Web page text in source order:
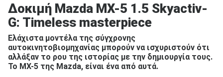
Δοκιμή Mazda MX-5 1.5 Skyactiv-
G: Timeless masterpiece
Ελάχιστα μοντέλα της σύγχρονης
αυτοκινητοβιομηχανίας μπορούν να ισχυριστούν ότι
αλλάξαν το ρου της ιστορίας με την δημιουργία τους.
Το MX-5 της Mazda, είναι ένα από αυτά.